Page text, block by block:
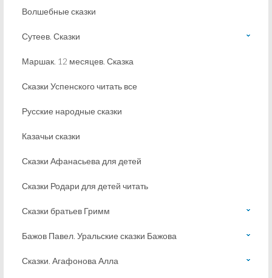
Волшебные сказки
Сутеев. Сказки
Маршак. 12 месяцев. Сказка
Сказки Успенского читать все
Русские народные сказки
Казачьи сказки
Сказки Афанасьева для детей
Сказки Родари для детей читать
Сказки братьев Гримм
Бажов Павел. Уральские сказки Бажова
Сказки. Агафонова Алла